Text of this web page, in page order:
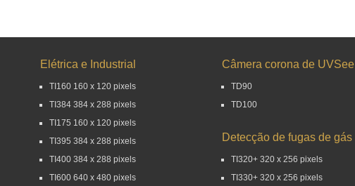
Elétrica e Industrial
TI160 160 x 120 pixels
TI384 384 x 288 pixels
TI175 160 x 120 pixels
TI395 384 x 288 pixels
TI400 384 x 288 pixels
TI600 640 x 480 pixels
Câmera corona de UVSee
TD90
TD100
Detecção de fugas de gás
TI320+ 320 x 256 pixels
TI330+ 320 x 256 pixels